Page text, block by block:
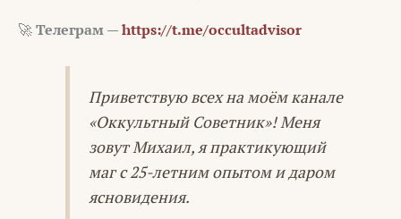
🚀Телеграм —https://t.me/occultadvisor
Приветствую всех на моём канале
«Оккультный Советник»! Меня
зовут Михаил, я практикующий
маг с 25-летним опытом и даром
ясновидения.